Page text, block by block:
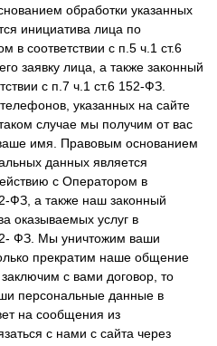
обработки указанных
инициатива лица по
в соответствии с п.5 ч.1 ст.6
заявку лица, а также законный
с п.7 ч.1 ст.6 152-ФЗ.
указанных на сайте
случае мы получим от вас
имя. Правовым основанием
данных является
с Оператором в
ФЗ, а также наш законный
оказываемых услуг в
ФЗ. Мы уничтожим ваши
прекратим наше общение
с вами договор, то
персональные данные в
на сообщения из
с нами с сайта через